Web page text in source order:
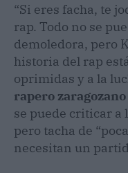
“Si eres facha, te
rap. Todo no se
demoledora, pero
historia del rap
oprimidas y a la
rapero
se puede criticar a
pero tacha de
necesitan un